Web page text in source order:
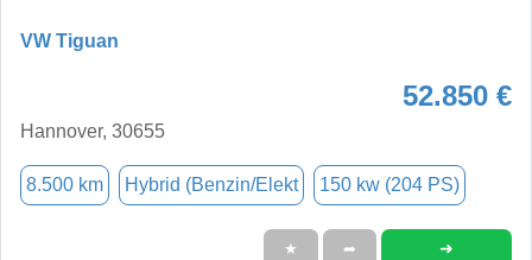
VW Tiguan
52.850 €
Hannover, 30655
8.500 km Hybrid (Benzin/Elekt 150 kw (204 PS)
★ ➦ ➜